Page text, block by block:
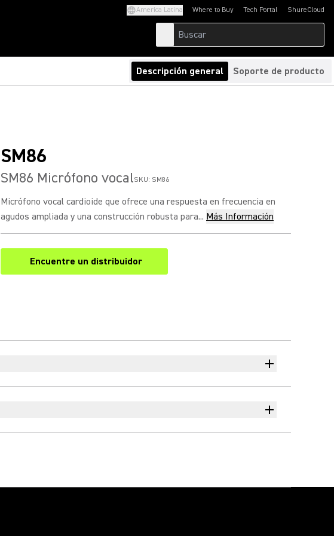
America Latina Where to Buy Tech Portal
(Opens in a new tab)ShureCloud
(Opens in a new
Descripción general Soporte de producto
SM86
SM86 Micrófono vocalSKU: SM86
Micrófono vocal cardioide que ofrece una respuesta en frecuencia en
agudos ampliada y una construcción robusta para... Más Información
Encuentre un distribuidor
(Opens in a new tab)